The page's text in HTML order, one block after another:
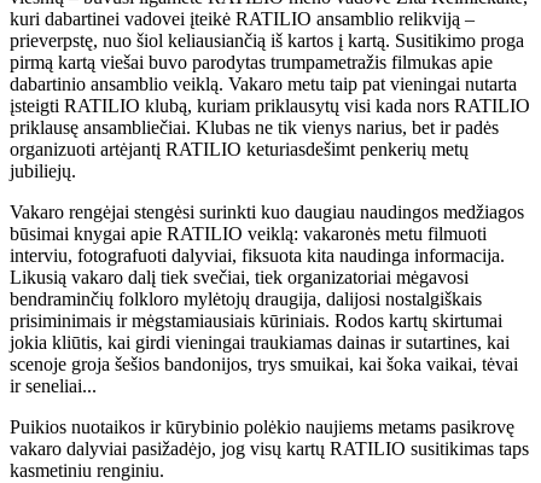
kuri dabartinei vadovei įteikė RATILIO ansamblio relikviją –
prieverpstę, nuo šiol keliausiančią iš kartos į kartą. Susitikimo proga
pirmą kartą viešai buvo parodytas trumpametražis filmukas apie
dabartinio ansamblio veiklą. Vakaro metu taip pat vieningai nutarta
įsteigti RATILIO klubą, kuriam priklausytų visi kada nors RATILIO
priklausę ansambliečiai. Klubas ne tik vienys narius, bet ir padės
organizuoti artėjantį RATILIO keturiasdešimt penkerių metų
jubiliejų.
Vakaro rengėjai stengėsi surinkti kuo daugiau naudingos medžiagos
būsimai knygai apie RATILIO veiklą: vakaronės metu filmuoti
interviu, fotografuoti dalyviai, fiksuota kita naudinga informacija.
Likusią vakaro dalį tiek svečiai, tiek organizatoriai mėgavosi
bendraminčių folkloro mylėtojų draugija, dalijosi nostalgiškais
prisiminimais ir mėgstamiausiais kūriniais. Rodos kartų skirtumai
jokia kliūtis, kai girdi vieningai traukiamas dainas ir sutartines, kai
scenoje groja šešios bandonijos, trys smuikai, kai šoka vaikai, tėvai
ir seneliai...
Puikios nuotaikos ir kūrybinio polėkio naujiems metams pasikrovę
vakaro dalyviai pasižadėjo, jog visų kartų RATILIO susitikimas taps
kasmetiniu renginiu.